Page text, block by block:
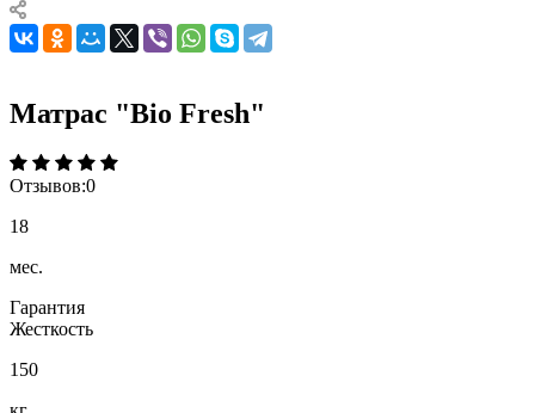
Матрас "Bio Fresh"
Отзывов:0
18
мес.
Гарантия
Жесткость
150